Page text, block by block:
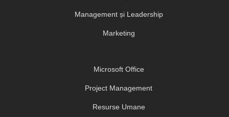
Management și Leadership
Marketing
Microsoft Office
Project Management
Resurse Umane